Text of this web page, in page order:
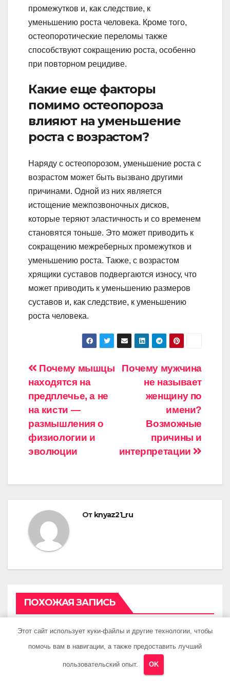
промежутков и, как следствие, к
уменьшению роста человека. Кроме того,
остеопоротические переломы также
способствуют сокращению роста, особенно
при повторном рецидиве.
Какие еще факторы
помимо остеопороза
влияют на уменьшение
роста с возрастом?
Наряду с остеопорозом, уменьшение роста с
возрастом может быть вызвано другими
причинами. Одной из них является
истощение межпозвоночных дисков,
которые теряют эластичность и со временем
становятся тоньше. Это может приводить к
сокращению межреберных промежутков и
уменьшению роста. Также, с возрастом
хрящики суставов подвергаются износу, что
может приводить к уменьшению размеров
суставов и, как следствие, к уменьшению
роста человека.
Навигация
по
записям
Почему мужчина
не называет
женщину по
имени?
Возможные
причины и
интерпретации
Почему мышцы
находятся на
предплечье, а не
на кисти —
размышления о
физиологии и
эволюции
От knyaz21_ru
ПОХОЖАЯ ЗАПИСЬ
UNCATEGORISED
Зеленоградск – город
Этот сайт использует куки-файлы и другие технологии, чтобы
помочь вам в навигации, а также предоставить лучший
пользовательский опыт. OK